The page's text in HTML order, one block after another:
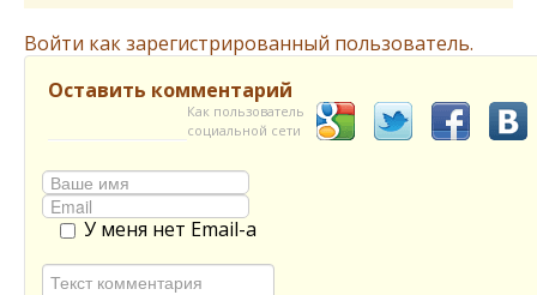
Войти как зарегистрированный пользователь.
Оставить комментарий
Как пользователь
социальной сети
У меня нет Email-а